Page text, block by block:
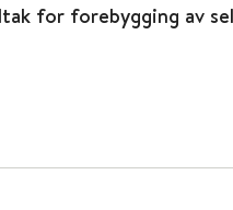
for forebygging av